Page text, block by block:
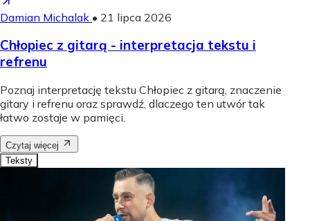
Damian Michalak • 21 lipca 2026
Chłopiec z gitarą - interpretacja tekstu i
refrenu
Poznaj interpretację tekstu Chłopiec z gitarą, znaczenie
gitary i refrenu oraz sprawdź, dlaczego ten utwór tak
łatwo zostaje w pamięci.
Czytaj więcej
Teksty